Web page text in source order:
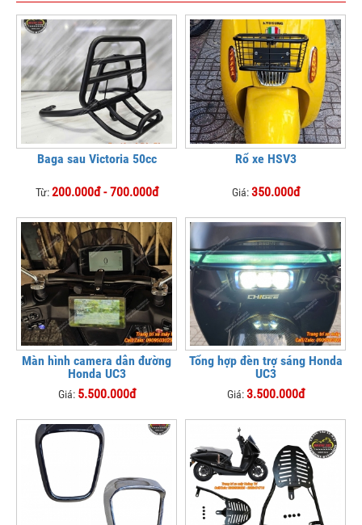
Baga sau Victoria 50cc
Từ:200.000đ - 700.000đ
Rổ xe HSV3
Giá:350.000đ
Màn hình camera dẫn đường
Honda UC3
Giá: 5.500.000đ
Tổng hợp đèn trợ sáng Honda
UC3
Giá:3.500.000đ